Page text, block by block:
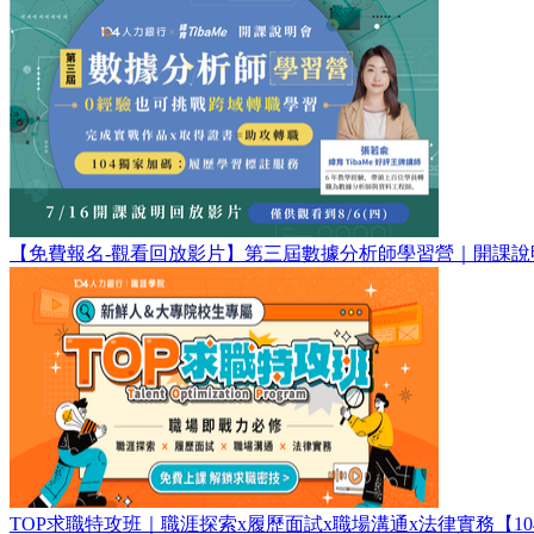
【免費報名-觀看回放影片】第三屆數據分析師學習營｜開課說
TOP求職特攻班｜職涯探索x履歷面試x職場溝通x法律實務【